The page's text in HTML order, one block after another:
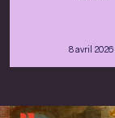
8 avril 2026